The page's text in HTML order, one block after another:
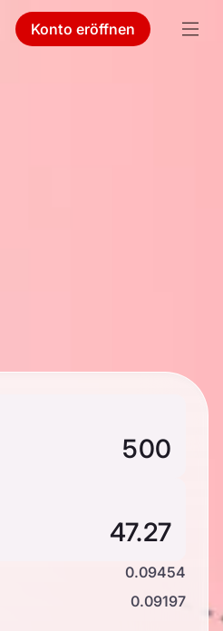
Konto eröffnen
0.09454
0.09197